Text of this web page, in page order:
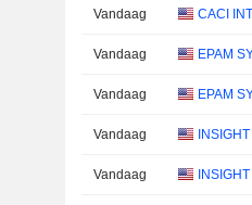
Vandaag
Vandaag
Vandaag
Vandaag
Vandaag